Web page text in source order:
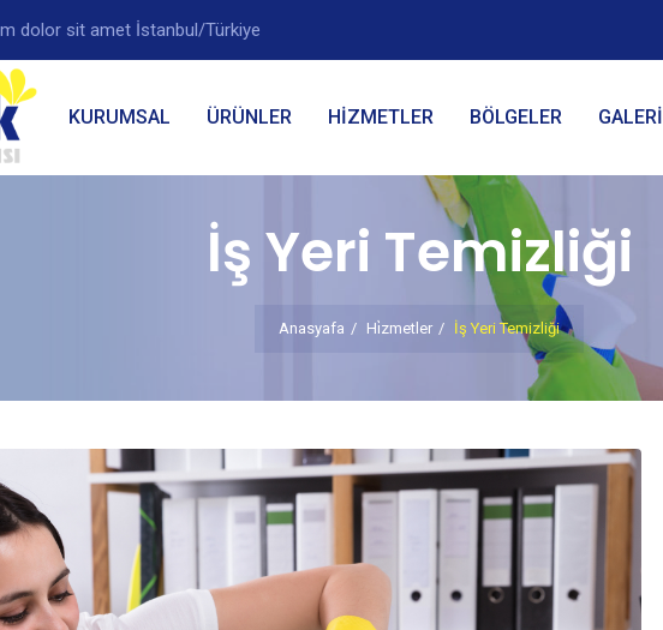
dolor sit amet İstanbul/Türkiye
KURUMSAL ÜRÜNLER HİZMETLER BÖLGELER GALERİ
İş Yeri Temizliği
Anasyafa Hi̇zmetler İş Yeri Temizliği